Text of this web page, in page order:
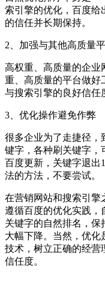
索引擎的优化，百度给
的信任并长期保持。
2、加强与其他高质量
高权重、高质量的企业
重、高质量的平台做好
与搜索引擎的良好信任
3、优化操作避免作弊
很多企业为了走捷径，
键字，各种刷关键字，
百度更新，关键字退出
法的方法，不要尝试。
在营销网站和搜索引擎
遵循百度的优化实践，
关键字的自然排名，
大幅下降。当然，优
技术，树立正确的经营
信任度。